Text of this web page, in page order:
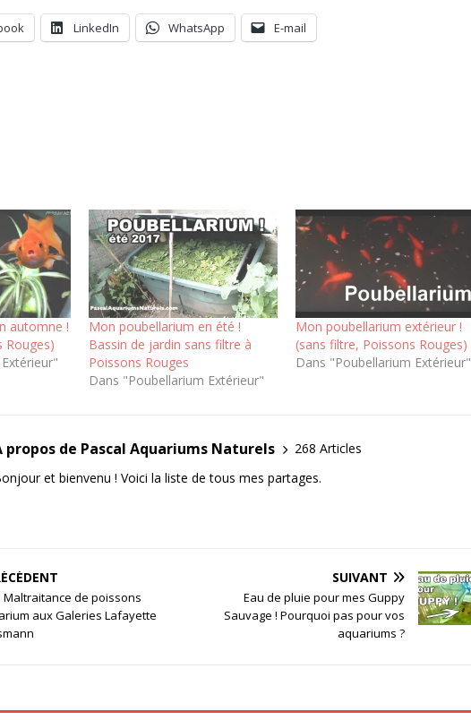
LinkedIn WhatsApp E-mail
automne !
Rouges)
Mon poubellarium en été !
Bassin de jardin sans filtre à
Poissons Rouges
Dans "Poubellarium Extérieur"
Mon poubellarium extérieur !
(sans filtre, Poissons Rouges)
Dans "Poubellarium Extérieur"
propos de Pascal Aquariums Naturels
268 Articles
et bienvenu ! Voici la liste de tous mes partages.
Maltraitance de poissons
aux Galeries Lafayette
SUIVANT
Eau de pluie pour mes Guppy
Sauvage ! Pourquoi pas pour vos
aquariums ?